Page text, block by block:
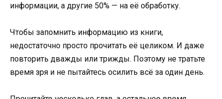
информации, а другие 50% — на её обработку.
Чтобы запомнить информацию из книги,
недостаточно просто прочитать её целиком. И даже
повторить дважды или трижды. Поэтому не тратьте
время зря и не пытайтесь осилить всё за один день.